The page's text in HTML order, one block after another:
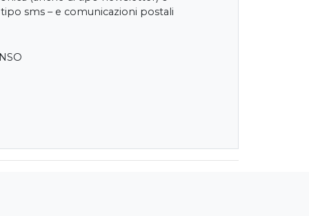
sms – e comunicazioni postali